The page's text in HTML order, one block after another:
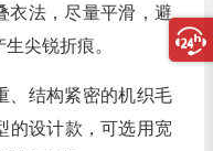
衣法，尽量平滑，避
尖锐折痕。
、结构紧密的机织毛
的设计款，可选用宽